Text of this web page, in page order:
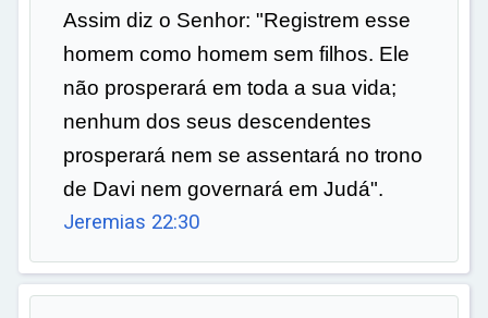
Assim diz o Senhor: "Registrem esse
homem como homem sem filhos. Ele
não prosperará em toda a sua vida;
nenhum dos seus descendentes
prosperará nem se assentará no trono
de Davi nem governará em Judá".
Jeremias 22:30